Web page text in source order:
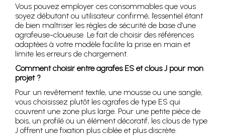
Vous pouvez employer ces consommables que vous
soyez débutant ou utilisateur confirmé, l’essentiel étant
de bien maîtriser les règles de sécurité de base d’une
agrafeuse-cloueuse. Le fait de choisir des références
adaptées à votre modèle facilite la prise en main et
limite les erreurs de chargement.
Comment choisir entre agrafes ES et clous J pour mon
projet ?
Pour un revêtement textile, une mousse ou une sangle,
vous choisissez plutôt les agrafes de type ES qui
couvrent une zone plus large. Pour une petite pièce de
bois, un profilé ou un élément décoratif, les clous de type
J offrent une fixation plus ciblée et plus discrète.